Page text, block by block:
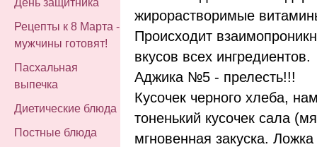
День защитника
Рецепты к 8 Марта -
мужчины готовят!
Пасхальная
выпечка
Диетические блюда
Постные блюда
жирорастворимые
Происходит
вкусов всех ингредиентов.
Аджика №5 - прелесть!!!
Кусочек черного хлеба,
тоненький кусочек сала
мгновенная закуска.